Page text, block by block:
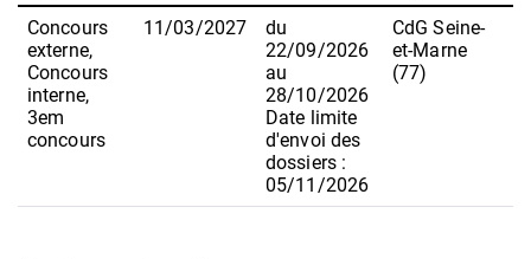
Concours
externe,
Concours
interne,
3em
concours
11/03/2027
du
22/09/2026
au
28/10/2026
Date limite
d'envoi des
dossiers :
05/11/2026
CdG Seine-
et-Marne
(77)